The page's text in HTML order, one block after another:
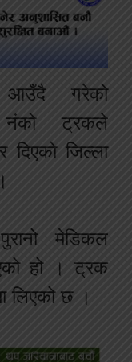
आउँदै गरेको
नंको ट्रकले
दिएको जिल्ला
मेडिकल
हो । ट्रक
लिएको छ ।